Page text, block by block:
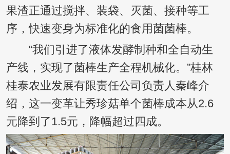
果渣正通过搅拌、装袋、灭菌、接种等工
序，快速变身为标准化的食用菌菌棒。
“我们引进了液体发酵制种和全自动生
产线，实现了菌棒生产全程机械化。”桂林
桂泰农业发展有限责任公司负责人秦峰介
绍，这一变革让秀珍菇单个菌棒成本从2.6
元降到了1.5元，降幅超过四成。